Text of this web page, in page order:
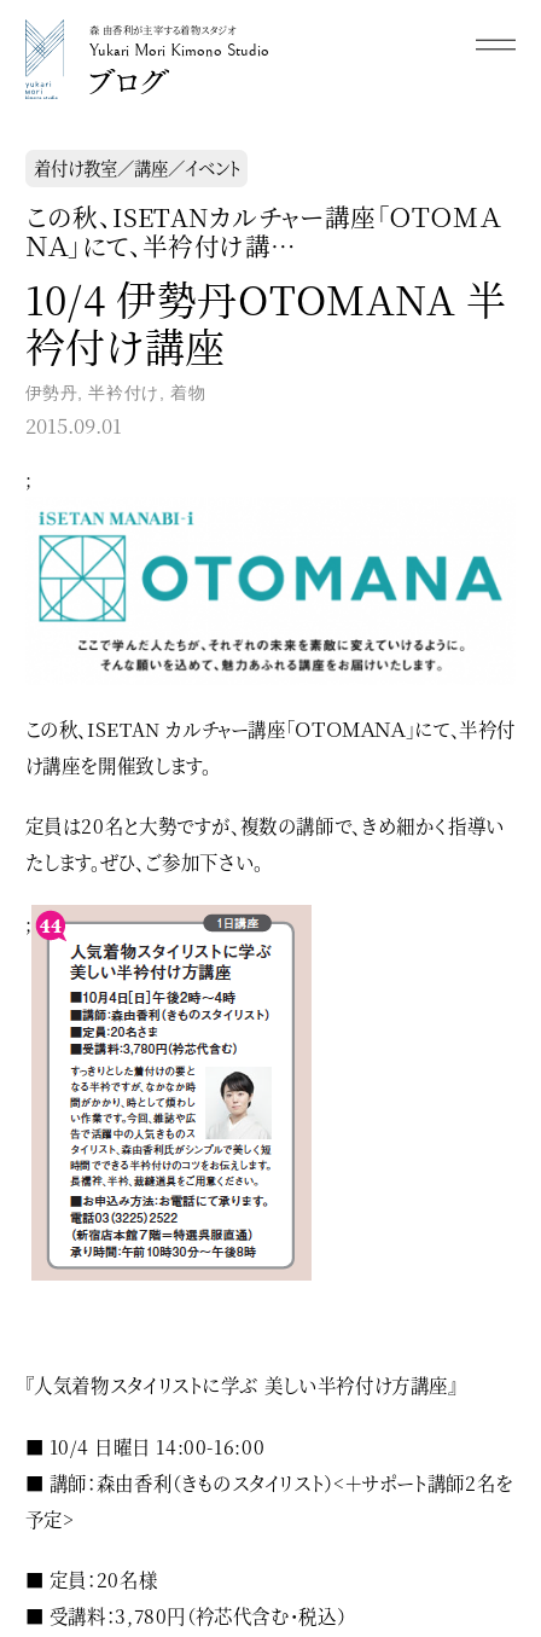
Yukari Mori Kimono Studio
森 由香利が主宰する着物スタジオ
Yukari Mori Kimono Studio メニュー
着付け教室／講座／イベント
この秋、ISETANカルチャー講座「ＯＴＯＭＡ
ＮＡ」にて、半衿付け講…
10/4 伊勢丹OTOMANA 半
衿付け講座
伊勢丹 ,半衿付け 着物
2015.09.01
;
この秋、ISETAN カルチャー講座「ＯＴＯＭＡＮＡ」にて、半衿付
け講座を開催致します。
定員は20名と大勢ですが、複数の講師で、きめ細かく指導い
たします。ぜひ、ご参加下さい。
;
『人気着物スタイリストに学ぶ 美しい半衿付け方講座』
■ 10/4 日曜日 14:00-16:00
■ 講師：森由香利（きものスタイリスト）<＋サポート講師2名を
予定>
■ 定員：20名様
■ 受講料：3,780円（衿芯代含む・税込）